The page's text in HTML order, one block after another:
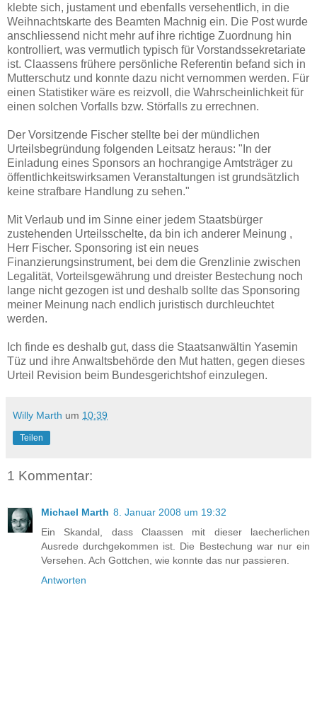
klebte sich, justament und ebenfalls versehentlich, in die
Weihnachtskarte des Beamten Machnig ein. Die Post wurde
anschliessend nicht mehr auf ihre richtige Zuordnung hin
kontrolliert, was vermutlich typisch für Vorstandssekretariate
ist. Claassens frühere persönliche Referentin befand sich in
Mutterschutz und konnte dazu nicht vernommen werden. Für
einen Statistiker wäre es reizvoll, die Wahrscheinlichkeit für
einen solchen Vorfalls bzw. Störfalls zu errechnen.
Der Vorsitzende Fischer stellte bei der mündlichen
Urteilsbegründung folgenden Leitsatz heraus: "In der
Einladung eines Sponsors an hochrangige Amtsträger zu
öffentlichkeitswirksamen Veranstaltungen ist grundsätzlich
keine strafbare Handlung zu sehen."
Mit Verlaub und im Sinne einer jedem Staatsbürger
zustehenden Urteilsschelte, da bin ich anderer Meinung ,
Herr Fischer. Sponsoring ist ein neues
Finanzierungsinstrument, bei dem die Grenzlinie zwischen
Legalität, Vorteilsgewährung und dreister Bestechung noch
lange nicht gezogen ist und deshalb sollte das Sponsoring
meiner Meinung nach endlich juristisch durchleuchtet
werden.
Ich finde es deshalb gut, dass die Staatsanwältin Yasemin
Tüz und ihre Anwaltsbehörde den Mut hatten, gegen dieses
Urteil Revision beim Bundesgerichtshof einzulegen.
Willy Marth um 10:39
Teilen
1 Kommentar:
Michael Marth 8. Januar 2008 um 19:32
Ein Skandal, dass Claassen mit dieser laecherlichen
Ausrede durchgekommen ist. Die Bestechung war nur ein
Versehen. Ach Gottchen, wie konnte das nur passieren.
Antworten